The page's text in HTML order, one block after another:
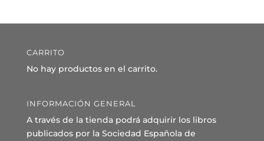
CARRITO
No hay productos en el carrito.
INFORMACIÓN GENERAL
A través de la tienda podrá adquirir los libros
publicados por la Sociedad Española de